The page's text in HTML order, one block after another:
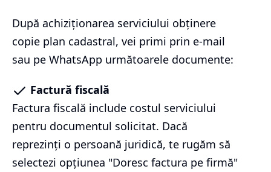
După achiziționarea serviciului obținere
copie plan cadastral, vei primi prin e-mail
sau pe WhatsApp următoarele documente:
Factură fiscală
Factura fiscală include costul serviciului
pentru documentul solicitat. Dacă
reprezinți o persoană juridică, te rugăm să
selectezi opțiunea "Doresc factura pe firmă"